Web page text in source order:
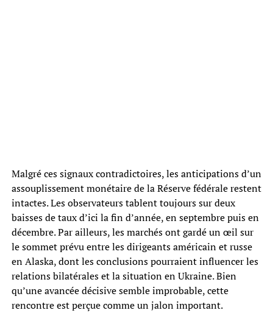
Malgré ces signaux contradictoires, les anticipations d’un
assouplissement monétaire de la Réserve fédérale restent
intactes. Les observateurs tablent toujours sur deux
baisses de taux d’ici la fin d’année, en septembre puis en
décembre. Par ailleurs, les marchés ont gardé un œil sur
le sommet prévu entre les dirigeants américain et russe
en Alaska, dont les conclusions pourraient influencer les
relations bilatérales et la situation en Ukraine. Bien
qu’une avancée décisive semble improbable, cette
rencontre est perçue comme un jalon important.